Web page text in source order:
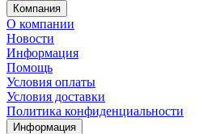
Компания
О компании
Новости
Информация
Помощь
Условия оплаты
Условия доставки
Политика конфиденциальности
Информация